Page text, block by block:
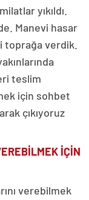
yıkıldı.
Manevi hasar
toprağa verdik.
teslim
için sohbet
çıkıyoruz
İÇİN
verebilmek